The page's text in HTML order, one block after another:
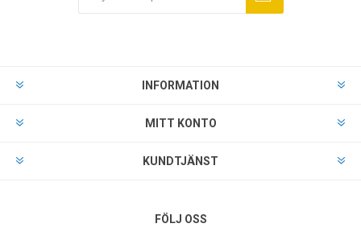
INFORMATION
MITT KONTO
KUNDTJÄNST
FÖLJ OSS